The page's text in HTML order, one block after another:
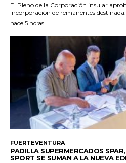
El Pleno de la Corporación insular
incorporación de remanentes
hace 5 horas
FUERTEVENTURA
PADILLA SUPERMERCADOS
SPORT SE SUMAN A LA NUEVA